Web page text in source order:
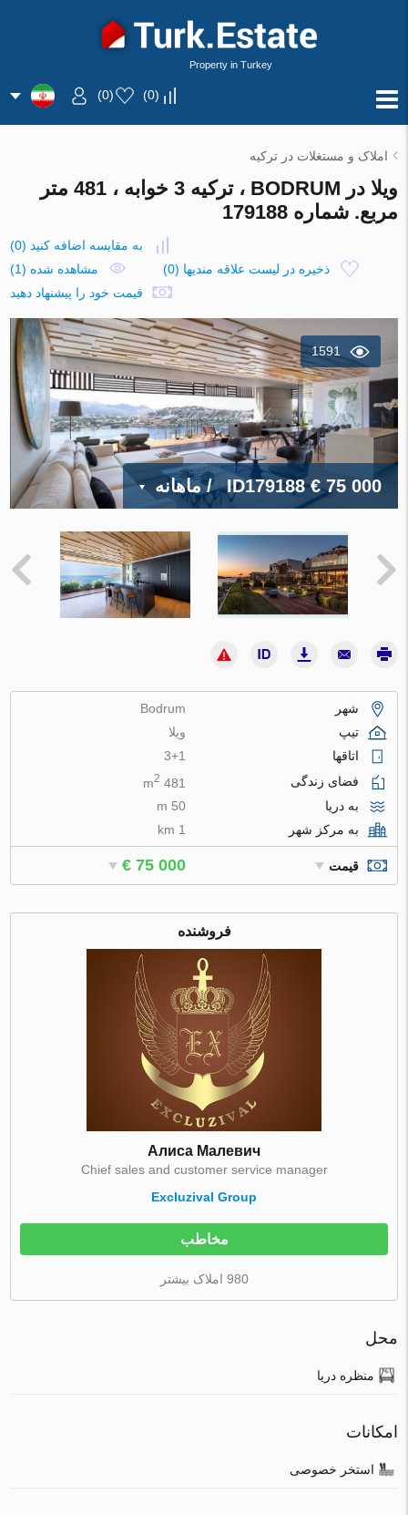
Property in Turkey
(
0
)
(
0
)
املاک و مستغلات در ترکیه
ویلا در BODRUM ، ترکیه 3 خوابه ، 481 متر
مربع. شماره 179188
به مقایسه اضافه کنید (
0
)
ذخیره در لیست علاقه مندیها (
0
)
مشاهده شده (1)
قیمت خود را پیشنهاد دهید
1591
ID179188€ 75 000 / ماهانه
شهر
Bodrum
تیپ
ویلا
اتاقها
3+1
فضای زندگی
481 m
2
به دریا
50 m
به مرکز شهر
1 km
قیمت € 75 000
فروشنده
Алиса Малевич
Chief sales and customer service manager
Excluzival Group
مخاطب
980 املاک بیشتر
محل
منظره دریا
امکانات
استخر خصوصی